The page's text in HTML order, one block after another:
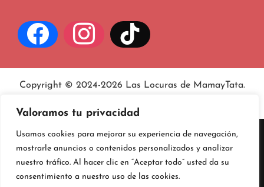
Valoramos tu privacidad
Usamos cookies para mejorar su experiencia de navegación,
mostrarle anuncios o contenidos personalizados y analizar
nuestro tráfico. Al hacer clic en “Aceptar todo” usted da su
consentimiento a nuestro uso de las cookies.
Copyright © 2024-2026 Las Locuras de MamayTata.